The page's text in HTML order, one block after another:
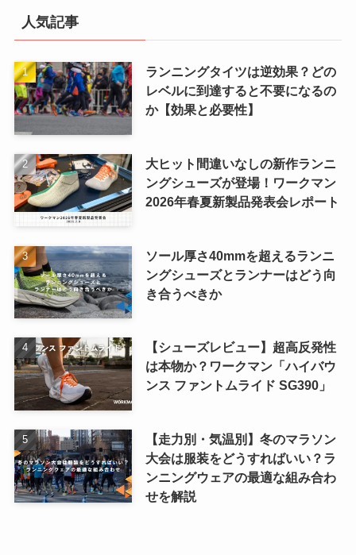
人気記事
ランニングタイツは逆効果？どの
レベルに到達すると不要になるの
か【効果と必要性】
大ヒット間違いなしの新作ランニ
ングシューズが登場！ワークマン
2026年春夏新製品発表会レポート
ソール厚さ40mmを超えるランニ
ングシューズとランナーはどう向
き合うべきか
【シューズレビュー】超高反発性
は本物か？ワークマン「ハイバウ
ンス ファントムライド SG390」
【走力別・気温別】冬のマラソン
大会は服装をどうすればいい？ラ
ンニングウェアの最適な組み合わ
せを解説